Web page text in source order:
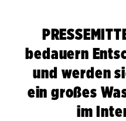
bedauern
und werden
ein großes
im